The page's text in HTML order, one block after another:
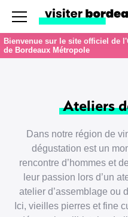
Menu
Bienvenue sur le site officiel de
de Bordeaux Métropole
Ateliers
Dans notre région de
dégustation est un
rencontre d’hommes et
leur passion lors d’un
atelier d’assemblage ou
Ici, vieilles pierres et fine